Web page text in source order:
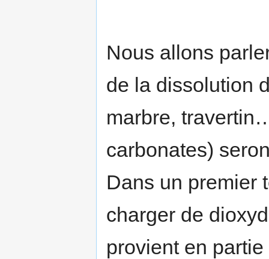
Nous allons
de la dissolution
marbre,
carbonates)
Dans un premier
charger de
provient en